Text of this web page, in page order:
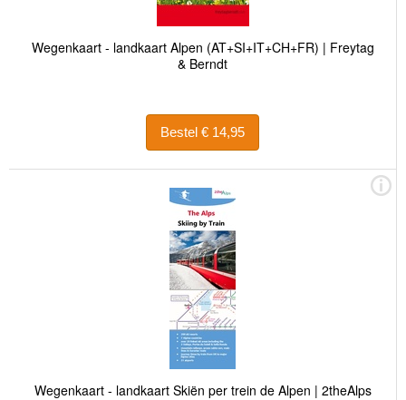
Wegenkaart - landkaart Alpen (AT+SI+IT+CH+FR) | Freytag
& Berndt
Bestel € 14,95
Wegenkaart - landkaart Skiën per trein de Alpen | 2theAlps